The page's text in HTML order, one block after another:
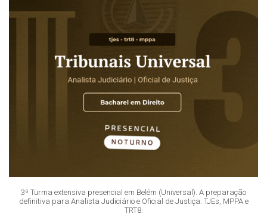
3ª Turma extensiva presencial em Belém (Universal). A preparação
definitiva para Analista Judiciário e Oficial de Justiça: TJEs, MPPA e
TRT8.